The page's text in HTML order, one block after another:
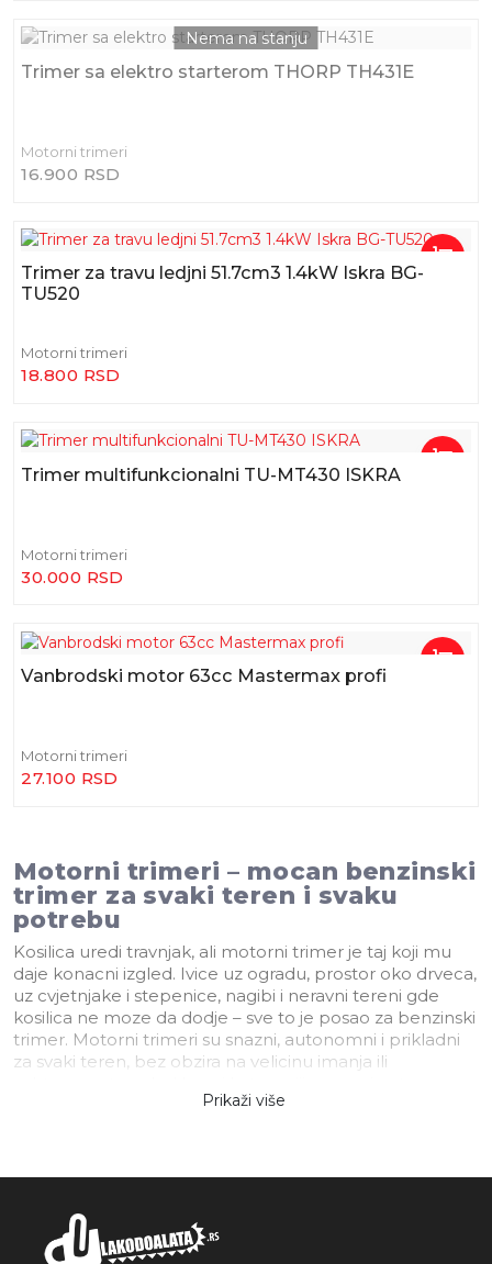
Motorni trimeri – mocan benzinski
trimer za svaki teren i svaku
potrebu
Kosilica uredi travnjak, ali motorni trimer je taj koji mu
daje konacni izgled. Ivice uz ogradu, prostor oko drveca,
uz cvjetnjake i stepenice, nagibi i neravni tereni gde
kosilica ne moze da dodje – sve to je posao za benzinski
trimer. Motorni trimeri su snazni, autonomni i prikladni
za svaki teren, bez obzira na velicinu imanja ili
modele za domace korisnike, profesionalne baztovane,
potrebe.
Zasto odabrati motorni trimer
Prikaži više
Trimer sa elektro starterom THORP TH431E
Motorni trimeri
16.900 RSD
Trimer za travu ledjni 51.7cm3 1.4kW Iskra BG-
TU520
Motorni trimeri
18.800 RSD
Trimer multifunkcionalni TU-MT430 ISKRA
Motorni trimeri
30.000 RSD
Vanbrodski motor 63cc Mastermax profi
Motorni trimeri
27.100 RSD